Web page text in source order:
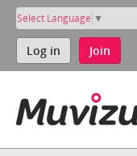
Select Language ▼
Log in Join